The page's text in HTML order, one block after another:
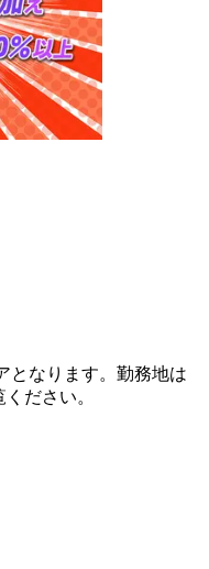
となります。勤務地は
ださい。